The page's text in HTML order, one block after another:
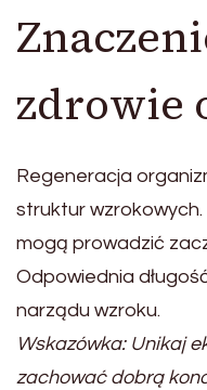
zdrowie
Regeneracja
struktur
mogą prowadzić
Odpowiednia
narządu wzroku.
Wskazówka: Unikaj
zachować dobrą